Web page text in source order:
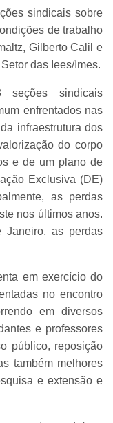
sindicais sobre
de trabalho
Gilberto Calil e
das Iees/Imes.
sindicais
enfrentados nas
infraestrutura dos
do corpo
e de um plano de
Exclusiva (DE)
as perdas
nos últimos anos.
Janeiro, as perdas
em exercício do
no encontro
em diversos
e professores
público, reposição
também melhores
e extensão e